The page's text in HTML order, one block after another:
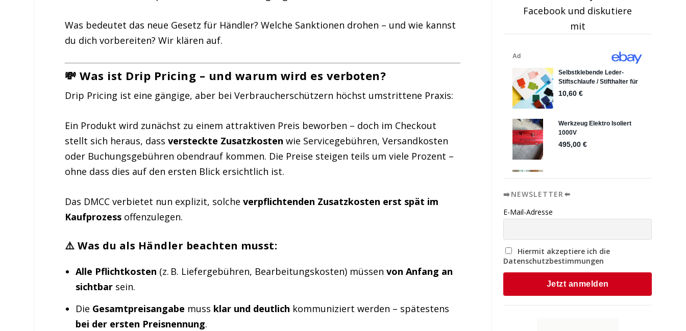
Was bedeutet das neue Gesetz für Händler? Welche Sanktionen drohen – und wie kannst
du dich vorbereiten? Wir klären auf.
💸 Was ist Drip Pricing – und warum wird es verboten?
Drip Pricing ist eine gängige, aber bei Verbraucherschützern höchst umstrittene Praxis:
Ein Produkt wird zunächst zu einem attraktiven Preis beworben – doch im Checkout
stellt sich heraus, dassversteckte Zusatzkosten wie Servicegebühren, Versandkosten
oder Buchungsgebühren obendrauf kommen. Die Preise steigen teils um viele Prozent –
ohne dass dies auf den ersten Blick ersichtlich ist.
Das DMCC verbietet nun explizit, solcheverpflichtenden Zusatzkosten erst spät im
Kaufprozess offenzulegen.
⚠️ Was du als Händler beachten musst:
Alle Pflichtkosten (z. B. Liefergebühren, Bearbeitungskosten) müssen von Anfang an
sichtbarsein.
Die Gesamtpreisangabe muss klar und deutlich kommuniziert werden – spätestens
bei der ersten Preisnennung.
Facebook und diskutiere
mit
➡️NEWSLETTER⬅️
E-Mail-Adresse
Hiermit akzeptiere ich die
Datenschutzbestimmungen